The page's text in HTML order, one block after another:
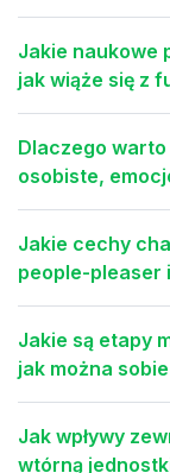
Jakie naukowe
jak wiąże się z
Dlaczego
osobiste,
Jakie cechy
people-pleaser
Jakie są etapy
jak można
Jak wpływy
wtórną